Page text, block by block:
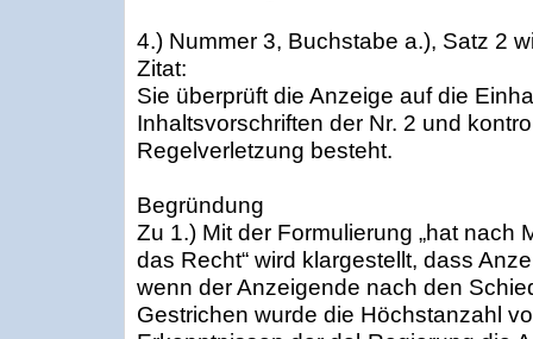
4.) Nummer 3, Buchstabe a.), Satz 2
Zitat:
Sie überprüft die Anzeige auf die
Inhaltsvorschriften der Nr. 2 und
Regelverletzung besteht.
Begründung
Zu 1.) Mit der Formulierung „hat
das Recht“ wird klargestellt, dass
wenn der Anzeigende nach den
Gestrichen wurde die Höchstanzahl